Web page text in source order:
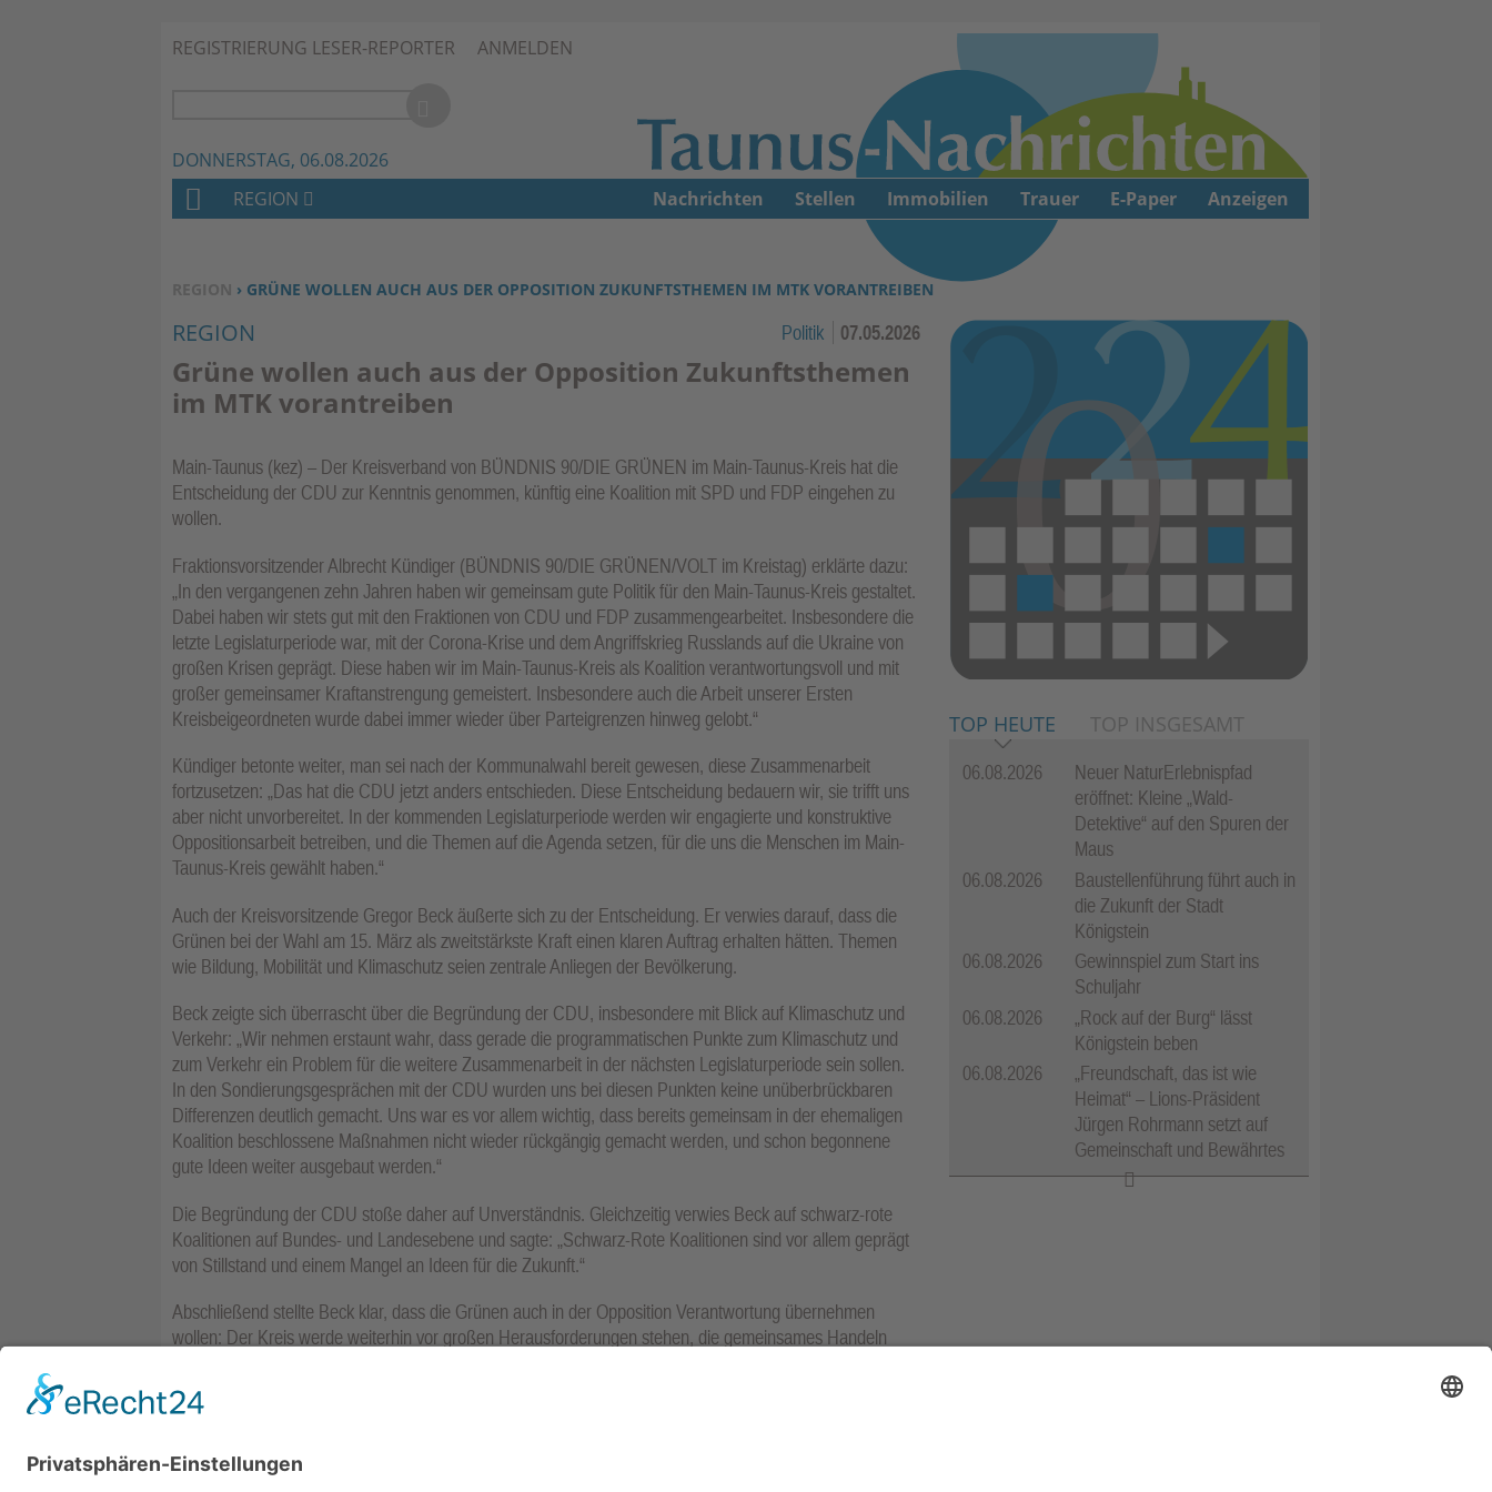
REGISTRIERUNG LESER-REPORTER ANMELDEN
DONNERSTAG, 06.08.2026
SIE BEFINDEN SICH HIER:
REGION › GRÜNE WOLLEN AUCH AUS DER OPPOSITION ZUKUNFTSTHEMEN IM MTK VORANTREIBEN
REGION Politik 07.05.2026
Grüne wollen auch aus der Opposition Zukunftsthemen
im MTK vorantreiben
Main-Taunus (kez) – Der Kreisverband von BÜNDNIS 90/DIE GRÜNEN im Main-Taunus-Kreis hat die
Entscheidung der CDU zur Kenntnis genommen, künftig eine Koalition mit SPD und FDP eingehen zu
wollen.
Fraktionsvorsitzender Albrecht Kündiger (BÜNDNIS 90/DIE GRÜNEN/VOLT im Kreistag) erklärte dazu:
„In den vergangenen zehn Jahren haben wir gemeinsam gute Politik für den Main-Taunus-Kreis gestaltet.
Dabei haben wir stets gut mit den Fraktionen von CDU und FDP zusammengearbeitet. Insbesondere die
letzte Legislaturperiode war, mit der Corona-Krise und dem Angriffskrieg Russlands auf die Ukraine von
großen Krisen geprägt. Diese haben wir im Main-Taunus-Kreis als Koalition verantwortungsvoll und mit
großer gemeinsamer Kraftanstrengung gemeistert. Insbesondere auch die Arbeit unserer Ersten
Kreisbeigeordneten wurde dabei immer wieder über Parteigrenzen hinweg gelobt.“
Kündiger betonte weiter, man sei nach der Kommunalwahl bereit gewesen, diese Zusammenarbeit
fortzusetzen: „Das hat die CDU jetzt anders entschieden. Diese Entscheidung bedauern wir, sie trifft uns
aber nicht unvorbereitet. In der kommenden Legislaturperiode werden wir engagierte und konstruktive
Oppositionsarbeit betreiben, und die Themen auf die Agenda setzen, für die uns die Menschen im Main-
Taunus-Kreis gewählt haben.“
Auch der Kreisvorsitzende Gregor Beck äußerte sich zu der Entscheidung. Er verwies darauf, dass die
Grünen bei der Wahl am 15. März als zweitstärkste Kraft einen klaren Auftrag erhalten hätten. Themen
wie Bildung, Mobilität und Klimaschutz seien zentrale Anliegen der Bevölkerung.
Beck zeigte sich überrascht über die Begründung der CDU, insbesondere mit Blick auf Klimaschutz und
Verkehr: „Wir nehmen erstaunt wahr, dass gerade die programmatischen Punkte zum Klimaschutz und
zum Verkehr ein Problem für die weitere Zusammenarbeit in der nächsten Legislaturperiode sein sollen.
In den Sondierungsgesprächen mit der CDU wurden uns bei diesen Punkten keine unüberbrückbaren
Differenzen deutlich gemacht. Uns war es vor allem wichtig, dass bereits gemeinsam in der ehemaligen
Koalition beschlossene Maßnahmen nicht wieder rückgängig gemacht werden, und schon begonnene
gute Ideen weiter ausgebaut werden.“
Die Begründung der CDU stoße daher auf Unverständnis. Gleichzeitig verwies Beck auf schwarz-rote
Koalitionen auf Bundes- und Landesebene und sagte: „Schwarz-Rote Koalitionen sind vor allem geprägt
von Stillstand und einem Mangel an Ideen für die Zukunft.“
Abschließend stellte Beck klar, dass die Grünen auch in der Opposition Verantwortung übernehmen
wollen: Der Kreis werde weiterhin vor großen Herausforderungen stehen, die gemeinsames Handeln
zusammenarbeiten und in der Opposition dafür sorgen, dass insbesondere soziale Gerechtigkeit und
Klimaschutz nicht aus dem Fokus geraten.
TOP HEUTE TOP INSGESAMT
06.08.2026
Neuer NaturErlebnispfad
eröffnet: Kleine „Wald-
Detektive“ auf den Spuren der
Maus
06.08.2026
Baustellenführung führt auch in
die Zukunft der Stadt
Königstein
06.08.2026
Gewinnspiel zum Start ins
Schuljahr
06.08.2026
„Rock auf der Burg“ lässt
Königstein beben
06.08.2026
„Freundschaft, das ist wie
Heimat“ – Lions-Präsident
Jürgen Rohrmann setzt auf
Gemeinschaft und Bewährtes
H
M
E
REGION Nachrichten Stellen Immobilien Trauer E-Paper Anzeigen